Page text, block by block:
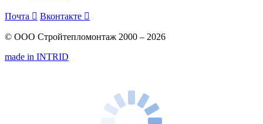
Почта  Вконтакте 
© ООО Стройтепломонтаж 2000 – 2026
made in INTRID